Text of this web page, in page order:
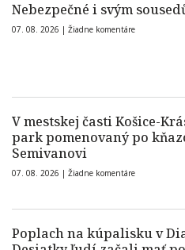
Nebezpečné i svým
07. 08. 2026 | Žiadne komentáre
V mestskej časti Košice-
park pomenovaný po
Semivanovi
07. 08. 2026 | Žiadne komentáre
Poplach na kúpalisku v